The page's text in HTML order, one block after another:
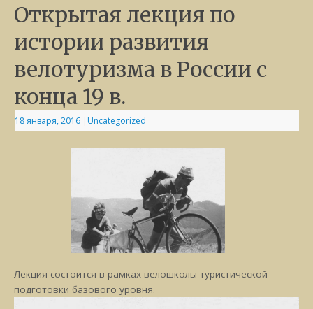
Открытая лекция по
истории развития
велотуризма в России с
конца 19 в.
18 января, 2016 | Uncategorized
Лекция состоится в рамках велошколы туристической
подготовки базового уровня.